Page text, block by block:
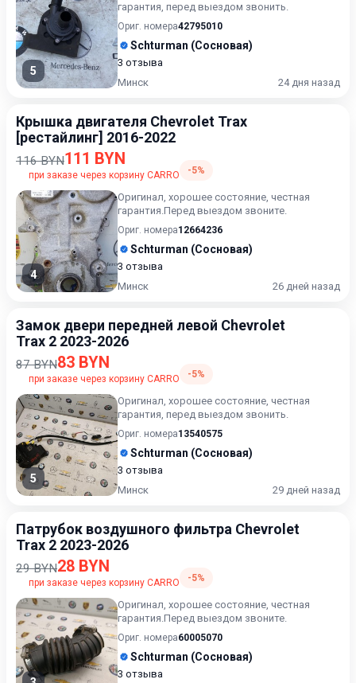
5
гарантия, перед выездом звонить.
Ориг. номера42795010
Schturman (Сосновая)
3 отзыва
Минск
24 дня назад
Крышка двигателя Chevrolet Trax
[рестайлинг] 2016-2022
116 BYN111 BYN
при заказе через корзину CARRO -5%
4
Оригинал, хорошее состояние, честная
гарантия.Перед выездом звоните.
Ориг. номера12664236
Schturman (Сосновая)
3 отзыва
Минск
26 дней назад
Замок двери передней левой Chevrolet
Trax 2 2023-2026
87 BYN83 BYN
при заказе через корзину CARRO -5%
5
Оригинал, хорошее состояние, честная
гарантия, перед выездом звонить.
Ориг. номера13540575
Schturman (Сосновая)
3 отзыва
Минск
29 дней назад
Патрубок воздушного фильтра Chevrolet
Trax 2 2023-2026
29 BYN28 BYN
при заказе через корзину CARRO -5%
Оригинал, хорошее состояние, честная
гарантия.Перед выездом звоните.
Ориг. номера60005070
Schturman (Сосновая)
3 отзыва